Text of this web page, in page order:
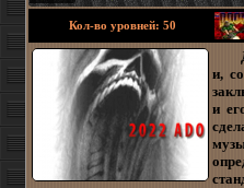
Кол-во уровней: 50
и,
и